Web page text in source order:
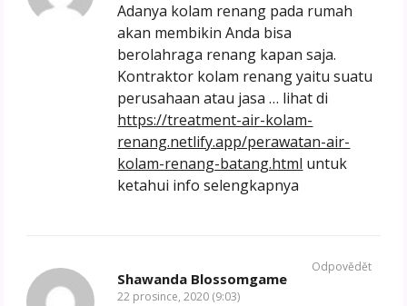
Adanya kolam renang pada rumah
akan membikin Anda bisa
berolahraga renang kapan saja.
Kontraktor kolam renang yaitu suatu
perusahaan atau jasa … lihat di
https://treatment-air-kolam-
renang.netlify.app/perawatan-air-
kolam-renang-batang.html untuk
ketahui info selengkapnya
Shawanda Blossomgame
22 prosince, 2020 (9:03)
Odpovědět